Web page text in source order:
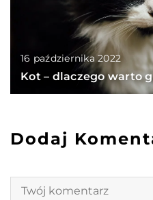
16 października 2022
Kot – dlaczego warto
Dodaj